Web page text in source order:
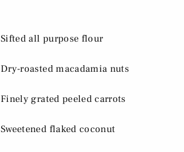
Sifted all purpose flour
Dry-roasted macadamia nuts
Finely grated peeled carrots
Sweetened flaked coconut